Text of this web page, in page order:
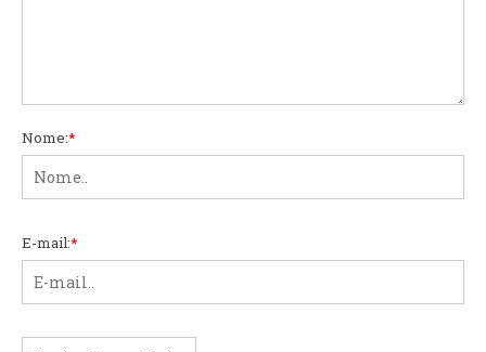
Nome:*
E-mail:*